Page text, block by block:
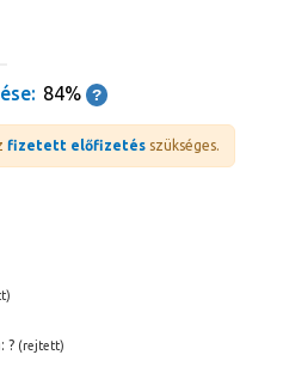
84%
fizetett előfizetés szükséges.
Átlagos alkalmazottak száma: ? (rejtett)